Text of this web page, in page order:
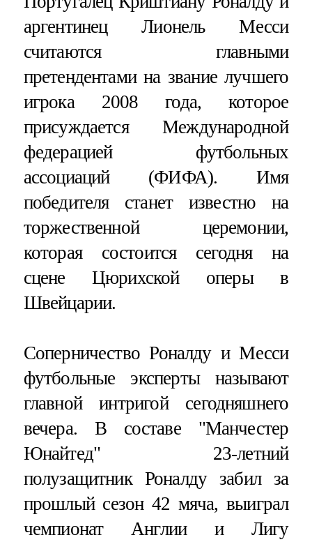
аргентинец Лионель Месси
считаются главными
претендентами на звание лучшего
игрока 2008 года, которое
присуждается Международной
федерацией футбольных
ассоциаций (ФИФА). Имя
победителя станет известно на
торжественной церемонии,
которая состоится сегодня на
сцене Цюрихской оперы в
Швейцарии.
Соперничество Роналду и Месси
футбольные эксперты называют
главной интригой сегодняшнего
вечера. В составе "Манчестер
Юнайтед" 23-летний
полузащитник Роналду забил за
прошлый сезон 42 мяча, выиграл
чемпионат Англии и Лигу